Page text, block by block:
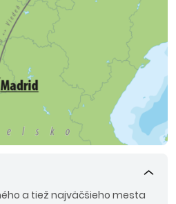
a tiež najväčšieho mesta